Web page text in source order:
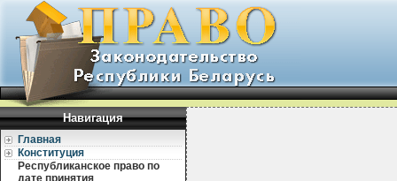
Навигация
Главная
Конституция
Республиканское право по
дате принятия